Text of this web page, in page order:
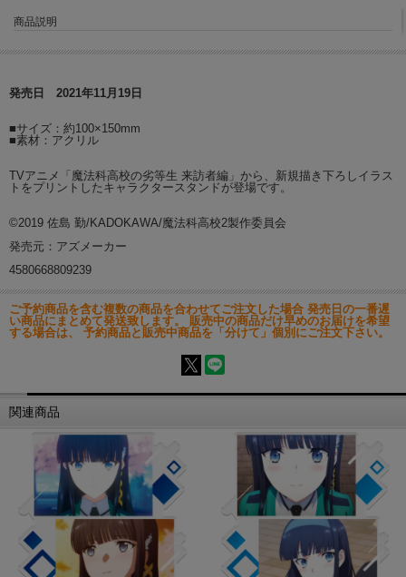
商品説明
発売日 2021年11月19日
■サイズ：約100×150mm
■素材：アクリル
TVアニメ「魔法科高校の劣等生 来訪者編」から、新規描き下ろしイラス
トをプリントしたキャラクタースタンドが登場です。
©2019 佐島 勤/KADOKAWA/魔法科高校2製作委員会
発売元：アズメーカー
4580668809239
ご予約商品を含む複数の商品を合わせてご注文した場合 発売日の一番遅
い商品にまとめて発送致します。 販売中の商品だけ早めのお届けを希望
する場合は、 予約商品と販売中商品を「分けて」個別にご注文下さい。
関連商品